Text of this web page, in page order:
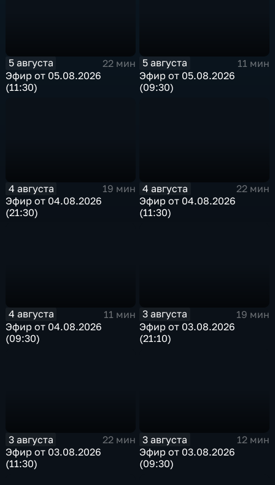
5 августа
22 мин
Эфир от 05.08.2026
(11:30)
5 августа
11 мин
Эфир от 05.08.2026
(09:30)
4 августа
19 мин
Эфир от 04.08.2026
(21:30)
4 августа
22 мин
Эфир от 04.08.2026
(11:30)
4 августа
11 мин
Эфир от 04.08.2026
(09:30)
3 августа
19 мин
Эфир от 03.08.2026
(21:10)
3 августа
22 мин
Эфир от 03.08.2026
(11:30)
3 августа
12 мин
Эфир от 03.08.2026
(09:30)